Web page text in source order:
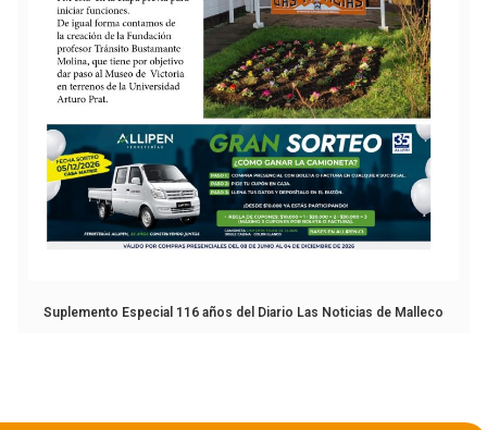
Suplemento Especial 116 años del Diario Las Noticias de Malleco